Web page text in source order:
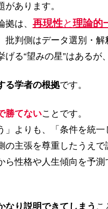
あります。
は、 再現性と理論的
批判側はデータ選別・
る“望みの星”はあるが、
る学者の根拠です。
勝てないことです。
」よりも、「条件を統
の主張を尊重したうえ
ら性格や人生傾向を予
なり説明できてしまう こ